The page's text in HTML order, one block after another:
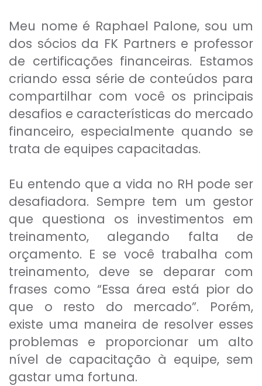
Meu nome é Raphael Palone, sou um
dos sócios da FK Partners e professor
de certificações financeiras. Estamos
criando essa série de conteúdos para
compartilhar com você os principais
desafios e características do mercado
financeiro, especialmente quando se
trata de equipes capacitadas.
Eu entendo que a vida no RH pode ser
desafiadora. Sempre tem um gestor
que questiona os investimentos em
treinamento, alegando falta de
orçamento. E se você trabalha com
treinamento, deve se deparar com
frases como “Essa área está pior do
que o resto do mercado”. Porém,
existe uma maneira de resolver esses
problemas e proporcionar um alto
nível de capacitação à equipe, sem
gastar uma fortuna.